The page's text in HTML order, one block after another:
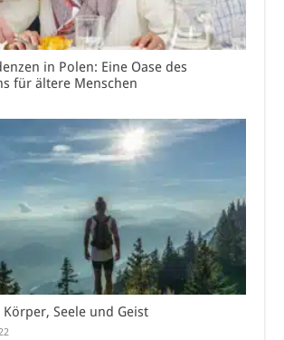
in Polen: Eine Oase des
für ältere Menschen
Seele und Geist